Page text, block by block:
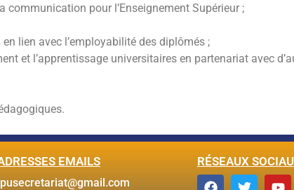
pour l’Enseignement Supérieur ;
lien avec l’employabilité des diplômés ;
et l’apprentissage universitaires en partenariat avec
EMAILS RÉSEAUX